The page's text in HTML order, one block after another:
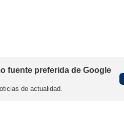
fuente preferida de Google
de actualidad.